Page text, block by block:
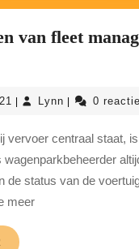
van fleet
29
| Lynn Lynn
| 0 reactie
wagenparkbeheerder
de status van de
meer
LEES